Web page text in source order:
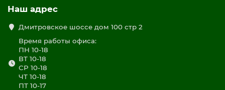
Наш адрес
Дмитровское шоссе дом 100 стр 2
Время работы офиса:
ПН 10-18
ВТ 10-18
СР 10-18
ЧТ 10-18
ПТ 10-17